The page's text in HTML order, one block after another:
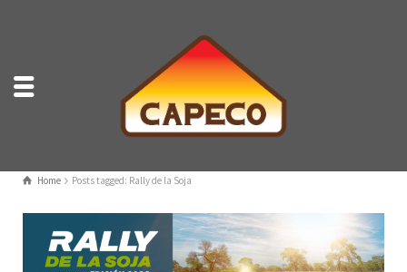
Home Posts tagged: Rally de la Soja